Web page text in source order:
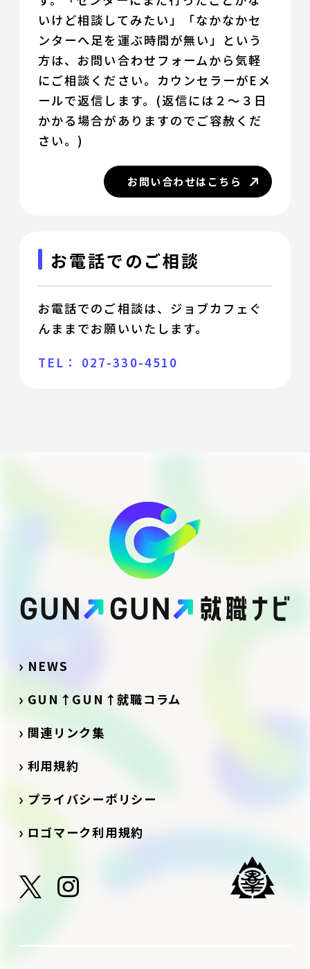
いけど相談してみたい」「なかなかセ
ンターへ足を運ぶ時間が無い」という
方は、お問い合わせフォームから気軽
にご相談ください。カウンセラーがEメ
ールで返信します。(返信には２～３日
かかる場合がありますのでご容赦くだ
さい。)
お問い合わせはこちら
お電話でのご相談
お電話でのご相談は、ジョブカフェぐ
んままでお願いいたします。
TEL： 027-330-4510
NEWS
GUN↑GUN↑就職コラム
関連リンク集
利用規約
プライバシーポリシー
ロゴマーク利用規約